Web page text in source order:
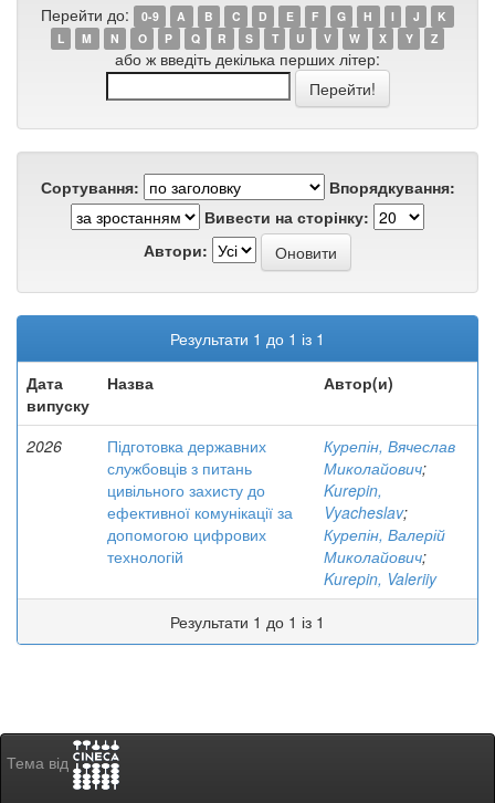
Перейти до: 0-9 A B C D E F G H I J
K
L
M N O P Q R S T U V W X Y Z
або ж введіть декілька перших літер:
Сортування:
Впорядкування:
Вивести на сторінку:
Автори:
Результати 1 до 1 із 1
Дата
випуску
Назва Автор(и)
2026
Підготовка державних
службовців з питань
цивільного захисту до
ефективної комунікації за
допомогою цифрових
технологій
Курепін, Вячеслав
Миколайович;
Kurepin,
Vyacheslav;
Курепін, Валерій
Миколайович;
Kurepin, Valeriiy
Результати 1 до 1 із 1
Тема від